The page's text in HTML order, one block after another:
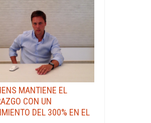
MANTIENE EL
CON UN
DEL 300% EN EL